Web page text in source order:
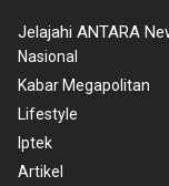
Jelajahi ANTARA
Nasional
Kabar Megapolitan
Lifestyle
Iptek
Artikel